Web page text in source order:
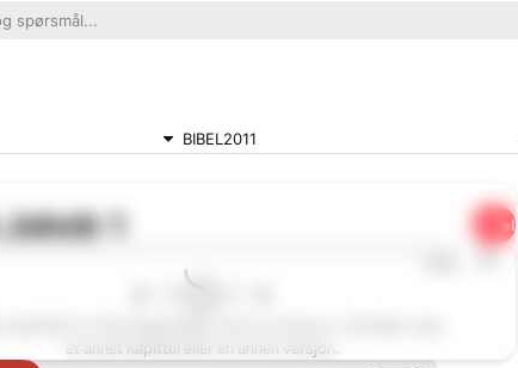
BIBEL2011
Jakob 1 Del
et annet kapittel eller en annen versjon.